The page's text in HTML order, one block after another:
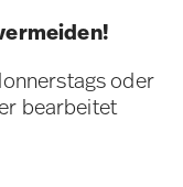
oder
bearbeitet